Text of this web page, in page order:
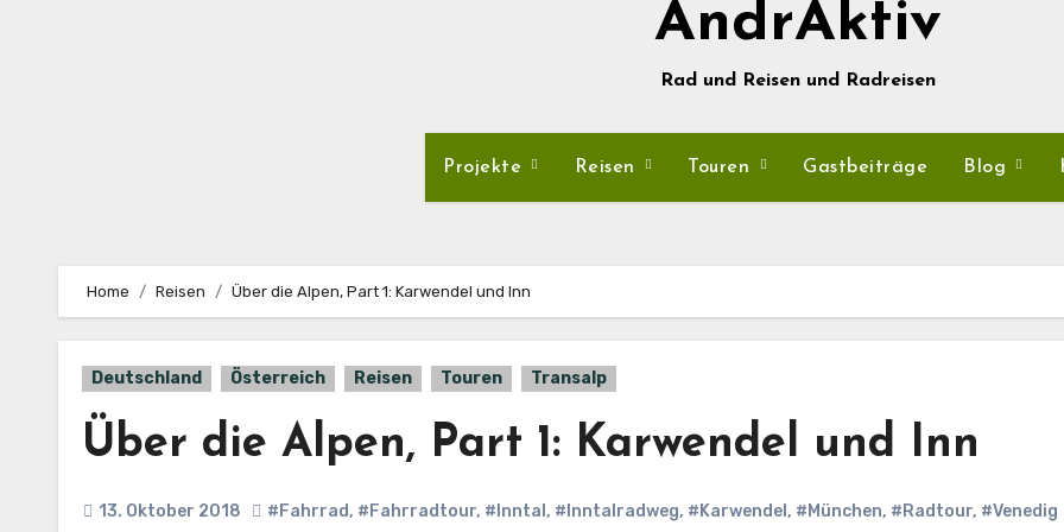
AndrAktiv
Rad und Reisen und Radreisen
Projekte Reisen Touren Gastbeiträge Blog
Home Reisen Über die Alpen, Part 1: Karwendel und Inn
Deutschland Österreich Reisen Touren Transalp
Über die Alpen, Part 1: Karwendel und Inn
13. Oktober 2018 #Fahrrad, #Fahrradtour, #Inntal , #Inntalradweg, #Karwendel , #München, #Radtour, #Venedig